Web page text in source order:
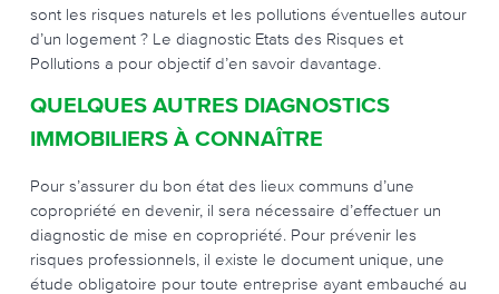
sont les risques naturels et les pollutions éventuelles autour
d’un logement ? Le diagnostic Etats des Risques et
Pollutions a pour objectif d’en savoir davantage.
QUELQUES AUTRES DIAGNOSTICS
IMMOBILIERS À CONNAÎTRE
Pour s’assurer du bon état des lieux communs d’une
copropriété en devenir, il sera nécessaire d’effectuer un
diagnostic de mise en copropriété. Pour prévenir les
risques professionnels, il existe le document unique, une
étude obligatoire pour toute entreprise ayant embauché au